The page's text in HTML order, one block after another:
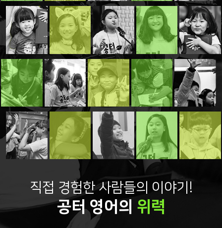
직접 경험한 사람들의 이야기!
공터 영어의 위력